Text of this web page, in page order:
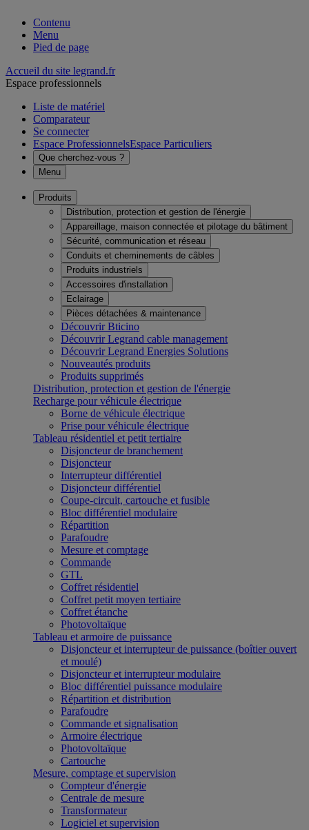
Contenu
Menu
Pied de page
Accueil du site legrand.fr
Espace professionnels
Liste de matériel
Comparateur
Se connecter
Espace ProfessionnelsEspace Particuliers
Que cherchez-vous ?
Menu
Produits
Distribution, protection et gestion de l'énergie
Appareillage, maison connectée et pilotage du bâtiment
Sécurité, communication et réseau
Conduits et cheminements de câbles
Produits industriels
Accessoires d'installation
Eclairage
Pièces détachées & maintenance
Découvrir Bticino
Découvrir Legrand cable management
Découvrir Legrand Energies Solutions
Nouveautés produits
Produits supprimés
Distribution, protection et gestion de l'énergie
Recharge pour véhicule électrique
Borne de véhicule électrique
Prise pour véhicule électrique
Tableau résidentiel et petit tertiaire
Disjoncteur de branchement
Disjoncteur
Interrupteur différentiel
Disjoncteur différentiel
Coupe-circuit, cartouche et fusible
Bloc différentiel modulaire
Répartition
Parafoudre
Mesure et comptage
Commande
GTL
Coffret résidentiel
Coffret petit moyen tertiaire
Coffret étanche
Photovoltaïque
Tableau et armoire de puissance
Disjoncteur et interrupteur de puissance (boîtier ouvert
et moulé)
Disjoncteur et interrupteur modulaire
Bloc différentiel puissance modulaire
Répartition et distribution
Parafoudre
Commande et signalisation
Armoire électrique
Photovoltaïque
Cartouche
Mesure, comptage et supervision
Compteur d'énergie
Centrale de mesure
Transformateur
Logiciel et supervision